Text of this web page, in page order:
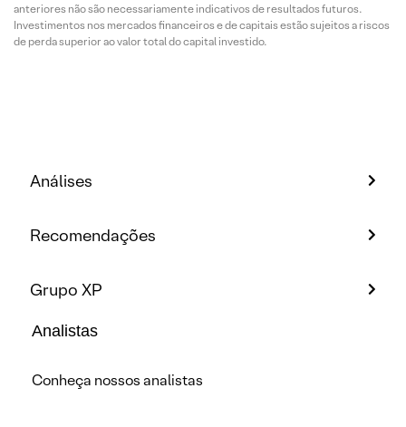
anteriores não são necessariamente indicativos de resultados futuros.
Investimentos nos mercados financeiros e de capitais estão sujeitos a riscos
de perda superior ao valor total do capital investido.
Análises
Recomendações
Grupo XP
Analistas
Conheça nossos analistas